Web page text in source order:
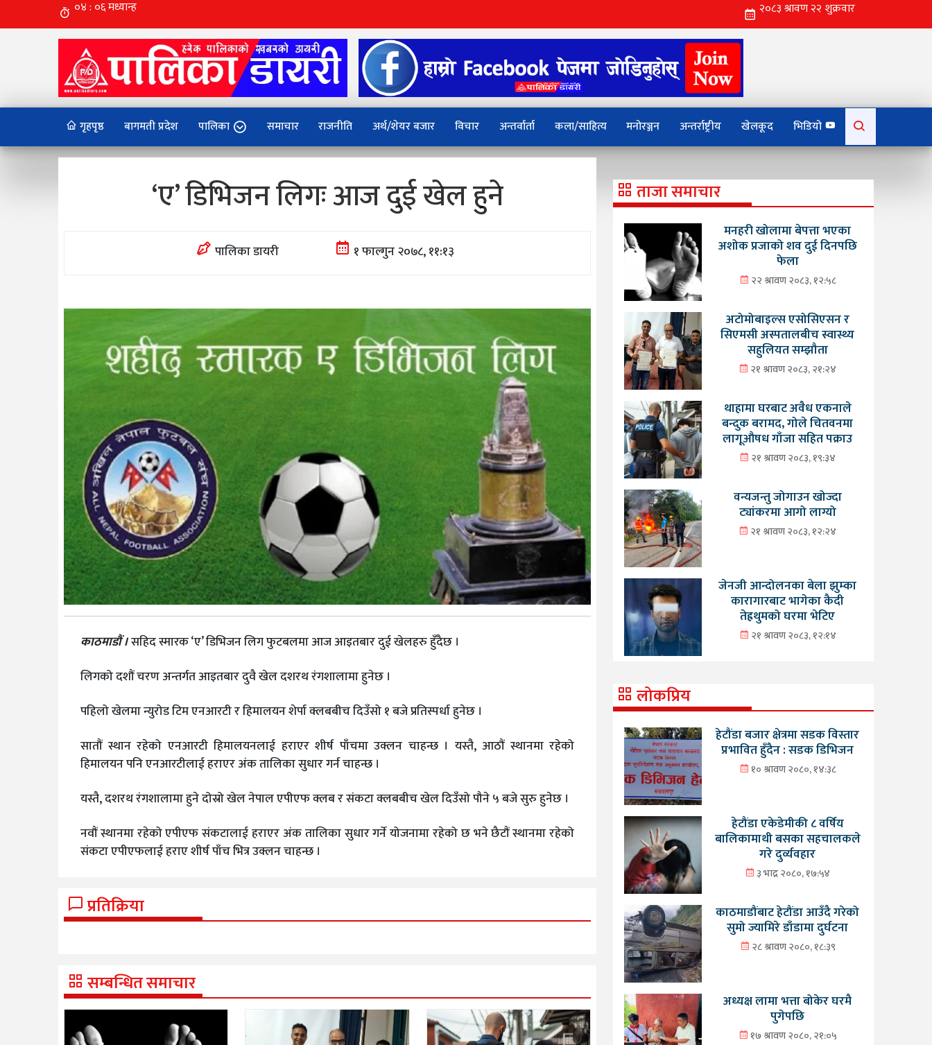
गृहपृष्ठ बागमती प्रदेश पालिका समाचार राजनीति अर्थ/शेयर बजार विचार अन्तर्वार्ता कला/साहित्य मनोरञ्जन अन्तर्राष्ट्रीय खेलकूद भिडियो
for:
‘ए’ डिभिजन लिगः आज दुई खेल हुने
पालिका डायरी १ फाल्गुन २०७८, ११:१३
काठमाडौं ।सहिद स्मारक ‘ए’ डिभिजन लिग फुटबलमा आज आइतबार दुई खेलहरु हुँदैछ ।
लिगको दशौं चरण अन्तर्गत आइतबार दुवै खेल दशरथ रंगशालामा हुनेछ ।
पहिलो खेलमा न्युरोड टिम एनआरटी र हिमालयन शेर्पा क्लबबीच दिउँसो १ बजे प्रतिस्पर्धा हुनेछ ।
सातौं स्थान रहेको एनआरटी हिमालयनलाई हराएर शीर्ष पाँचमा उक्लन चाहन्छ । यस्तै, आठौं स्थानमा रहेको
हिमालयन पनि एनआरटीलाई हराएर अंक तालिका सुधार गर्न चाहन्छ ।
यस्तै, दशरथ रंगशालामा हुने दोस्रो खेल नेपाल एपीएफ क्लब र संकटा क्लबबीच खेल दिउँसो पौने ५ बजे सुरु हुनेछ ।
नवौं स्थानमा रहेको एपीएफ संकटालाई हराएर अंक तालिका सुधार गर्ने योजनामा रहेको छ भने छैटौं स्थानमा रहेको
संकटा एपीएफलाई हराए शीर्ष पाँच भित्र उक्लन चाहन्छ ।
प्रतिक्रिया
सम्बन्धित समाचार
ताजा समाचार
मनहरी खोलामा बेपत्ता भएका
अशोक प्रजाको शव दुई दिनपछि
फेला
२२ श्रावण २०८३, १२:५८
अटोमोबाइल्स एसोसिएसन र
सिएमसी अस्पतालबीच स्वास्थ्य
सहुलियत सम्झौता
२१ श्रावण २०८३, २१:२४
थाहामा घरबाट अवैध एकनाले
बन्दुक बरामद, गोले चितवनमा
लागूऔषध गाँजा सहित पक्राउ
२१ श्रावण २०८३, १९:३४
वन्यजन्तु जोगाउन खोज्दा
ट्यांकरमा आगो लाग्यो
२१ श्रावण २०८३, १२:२४
जेनजी आन्दोलनका बेला झुम्का
कारागारबाट भागेका कैदी
तेह्रथुमको घरमा भेटिए
२१ श्रावण २०८३, १२:१४
लोकप्रिय
हेटौंडा बजार क्षेत्रमा सडक विस्तार
प्रभावित हुँदैन : सडक डिभिजन
१० श्रावण २०८०, १४:३८
हेटौंडा एकेडेमीकी ८ वर्षिय
बालिकामाथी बसका सहचालकले
गरे दुर्व्यवहार
३ भाद्र २०८०, १७:५४
काठमाडौंबाट हेटौंडा आउँदै गरेको
सुमो ज्यामिरे डाँडामा दुर्घटना
२८ श्रावण २०८०, १८:३९
अध्यक्ष लामा भत्ता बोकेर घरमै
पुगेपछि
१७ श्रावण २०८०, २१:०५